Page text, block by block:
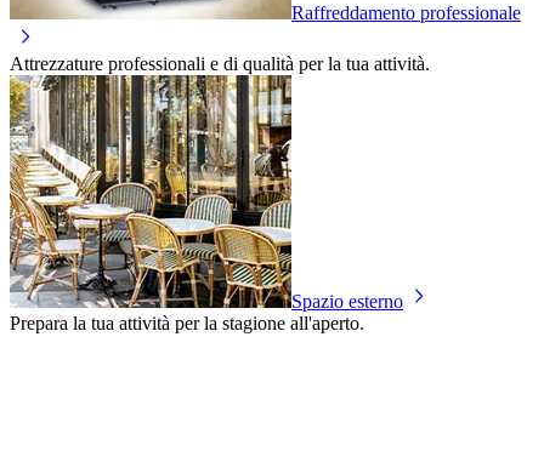
Raffreddamento professionale
Attrezzature professionali e di qualità per la tua attività.
Spazio esterno
Prepara la tua attività per la stagione all'aperto.